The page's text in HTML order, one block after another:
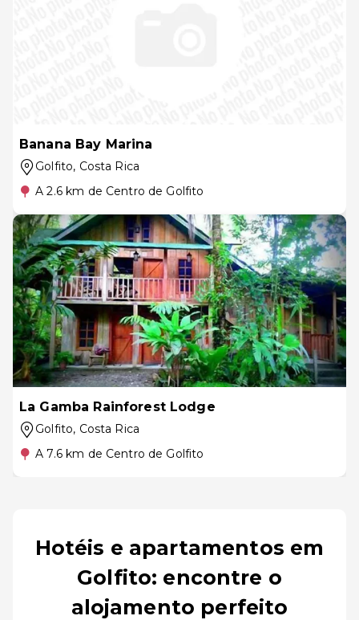
Banana Bay Marina
Golfito, Costa Rica
A 2.6 km de Centro de Golfito
La Gamba Rainforest Lodge
Golfito, Costa Rica
A 7.6 km de Centro de Golfito
Hotéis e apartamentos em
Golfito: encontre o
alojamento perfeito